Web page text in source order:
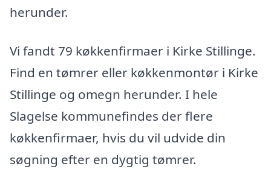
herunder.
Vi fandt 79 køkkenfirmaer i Kirke Stillinge.
Find en tømrer eller køkkenmontør i Kirke
Stillinge og omegn herunder. I hele
Slagelse kommunefindes der flere
køkkenfirmaer, hvis du vil udvide din
søgning efter en dygtig tømrer.